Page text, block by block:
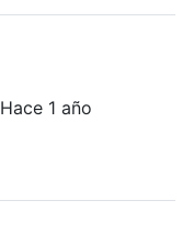
Hace 1 año